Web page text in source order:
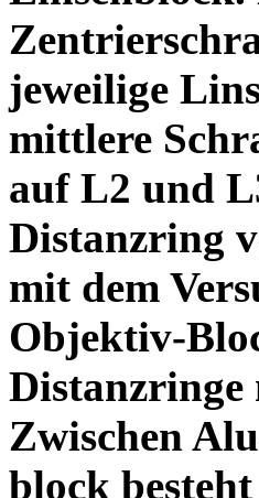
jeweilige
mittlere
auf L2 und
Distanzring
mit dem
Objektiv-
Distanzringe
Zwischen
block